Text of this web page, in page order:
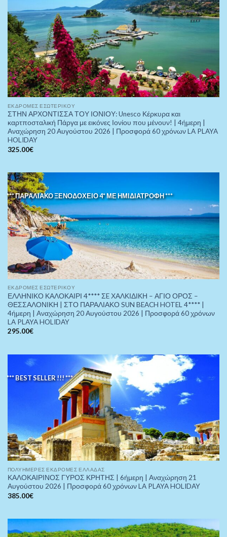
ΕΚΔΡΟΜΈΣ ΕΣΩΤΕΡΙΚΟΎ
ΣΤΗΝ ΑΡΧΟΝΤΙΣΣΑ ΤΟΥ ΙΟΝΙΟΥ: Unesco Κέρκυρα και
καρτποσταλική Πάργα με εικόνες Ιονίου που μένουν! | 4ήμερη |
Αναχώρηση 20 Αυγούστου 2026 | Προσφορά 60 χρόνων LA PLAYA
HOLIDAY
325.00€
*** ΠΑΡΑΛΙΑΚΟ ΞΕΝΟΔΟΧΕΙΟ 4* ΜΕ ΗΜΙΔΙΑΤΡΟΦΗ ***
ΕΚΔΡΟΜΈΣ ΕΣΩΤΕΡΙΚΟΎ
ΕΛΛΗΝΙΚΟ ΚΑΛΟΚΑΙΡΙ 4**** ΣE ΧΑΛΚΙΔΙΚΗ – ΑΓΙΟ ΟΡΟΣ –
ΘΕΣΣΑΛΟΝΙΚΗ | ΣΤΟ ΠΑΡΑΛΙΑΚΟ SUN BEACH HOTEL 4**** |
4ήμερη | Aναχώρηση 20 Αυγούστου 2026 | Προσφορά 60 χρόνων
LA PLAYA HOLIDAY
295.00€
*** BEST SELLER !!! ***
ΠOΛΥΉΜΕΡΕΣ ΕΚΔΡΟΜΈΣ ΕΛΛΆΔΑΣ
ΚΑΛΟΚΑΙΡΙΝΟΣ ΓΥΡΟΣ ΚΡΗΤΗΣ | 6ήμερη | Αναχώρηση 21
Αυγούστου 2026 | Προσφορά 60 χρόνων LA PLAYA HOLIDAY
385.00€